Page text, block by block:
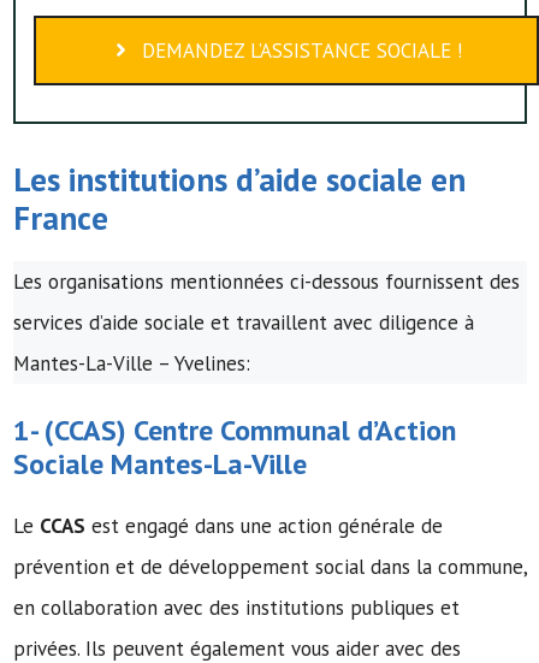
DEMANDEZ L’ASSISTANCE SOCIALE !
Les institutions d’aide sociale en
France
Les organisations mentionnées ci-dessous fournissent des
services d’aide sociale et travaillent avec diligence à
Mantes-La-Ville – Yvelines:
1- (CCAS) Centre Communal d’Action
Sociale Mantes-La-Ville
Le CCAS est engagé dans une action générale de
prévention et de développement social dans la commune,
en collaboration avec des institutions publiques et
privées. Ils peuvent également vous aider avec des